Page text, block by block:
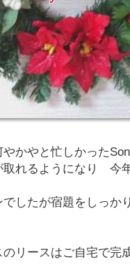
かやと忙しかった
取れるようになり 今
でしたが宿題をしっか
リースはご自宅で完